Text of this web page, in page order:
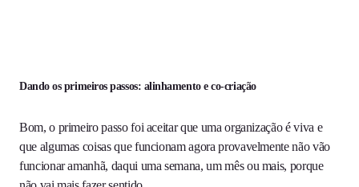
Dando os primeiros passos: alinhamento e co-criação
Bom, o primeiro passo foi aceitar que uma organização é viva e
que algumas coisas que funcionam agora provavelmente não vão
funcionar amanhã, daqui uma semana, um mês ou mais, porque